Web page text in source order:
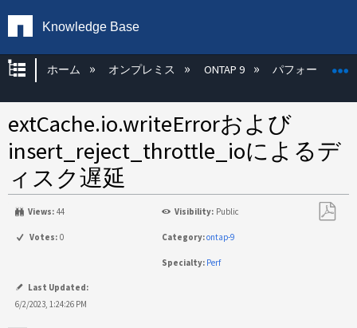
Knowledge Base
グローバル階層を展開/折りたたむ
ホーム オンプレミス ONTAP 9 パフォーマンス
extCache.io.writeErrorおよび
insert_reject_throttle_ioによるデ
ィスク遅延
Views: 44 Visibility: Public
Votes: 0 Category:ontap-9
Specialty: Perf
Last Updated:
6/2/2023, 1:24:26 PM